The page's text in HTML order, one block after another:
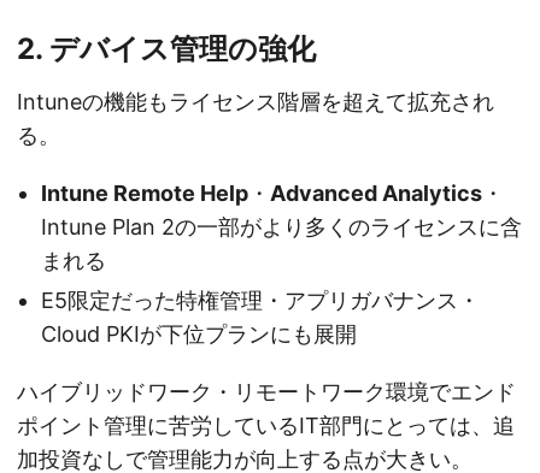
2. デバイス管理の強化
Intuneの機能もライセンス階層を超えて拡充され
る。
Intune Remote Help ・ Advanced Analytics ・
Intune Plan 2の一部がより多くのライセンスに含
まれる
E5限定だった特権管理・アプリガバナンス・
Cloud PKIが下位プランにも展開
ハイブリッドワーク・リモートワーク環境でエンド
ポイント管理に苦労しているIT部門にとっては、追
加投資なしで管理能力が向上する点が大きい。